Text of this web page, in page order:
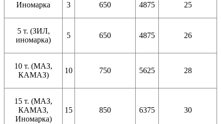
Иномарка 3 650 4875 25
5 т. (ЗИЛ,
иномарка)
5 650 4875 26
10 т. (МАЗ,
КАМАЗ)
10 750 5625 28
15 т. (МАЗ,
КАМАЗ,
Иномарка)
15 850 6375 30